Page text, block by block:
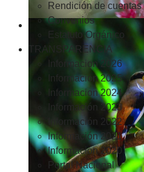
Rendición de cuentas
Convenios
Estatuto Orgánico
TRANSPARENCIA
Informacion 2026
Informacion 2025
Informacion 2024
Información 2023
Información 2022
Información 2021
Información 2020
Portal Nacional